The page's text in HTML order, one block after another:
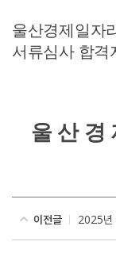
울산경제일자
서류심사 합격
울산
이전글